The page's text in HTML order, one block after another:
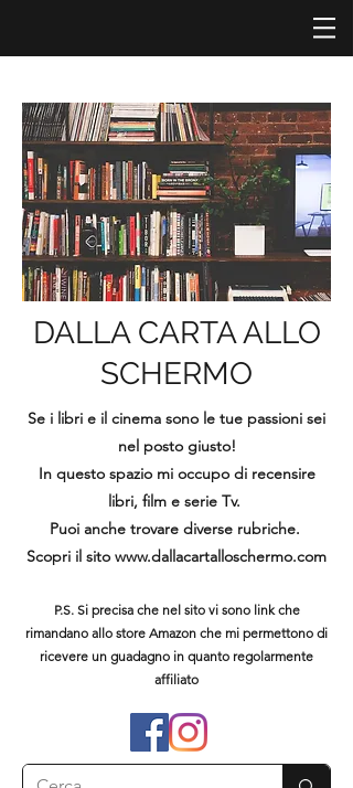
DALLA CARTA ALLO
SCHERMO
Se i libri e il cinema sono le tue passioni sei
nel posto giusto!
In questo spazio mi occupo di recensire
libri, film e serie Tv.
Puoi anche trovare diverse rubriche.
Scopri il sito www.dallacartalloschermo.com
P.S. Si precisa che nel sito vi sono link che
rimandano allo store Amazon che mi permettono di
ricevere un guadagno in quanto regolarmente
affiliato